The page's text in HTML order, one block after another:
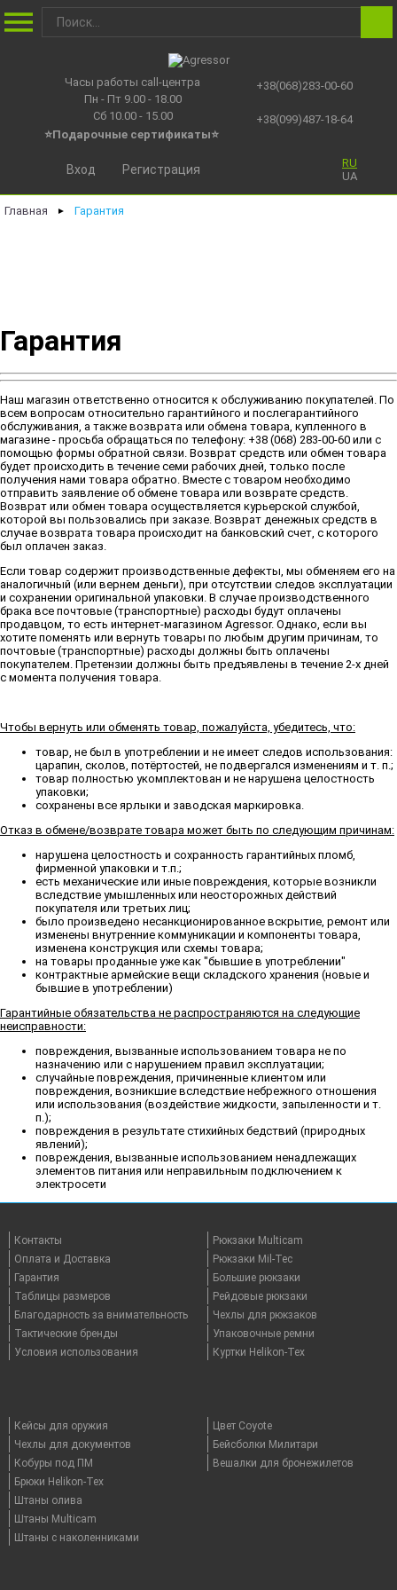
Часы работы call-центра
Пн - Пт 9.00 - 18.00
Сб 10.00 - 15.00
⭐Подарочные сертификаты⭐
+38(068)283-00-60
+38(099)487-18-64
RU
UA
Вход Регистрация
Главная ► Гарантия
Гарантия
Наш магазин ответственно относится к обслуживанию покупателей. По
всем вопросам относительно гарантийного и послегарантийного
обслуживания, а также возврата или обмена товара, купленного в
магазине - просьба обращаться по телефону: +38 (068) 283-00-60 или с
помощью формы обратной связи. Возврат средств или обмен товара
будет происходить в течение семи рабочих дней, только после
получения нами товара обратно. Вместе с товаром необходимо
отправить заявление об обмене товара или возврате средств.
Возврат или обмен товара осуществляется курьерской службой,
которой вы пользовались при заказе. Возврат денежных средств в
случае возврата товара происходит на банковский счет, с которого
был оплачен заказ.
Если товар содержит производственные дефекты, мы обменяем его на
аналогичный (или вернем деньги), при отсутствии следов эксплуатации
и сохранении оригинальной упаковки. В случае производственного
брака все почтовые (транспортные) расходы будут оплачены
продавцом, то есть интернет-магазином Agressor. Однако, если вы
хотите поменять или вернуть товары по любым другим причинам, то
почтовые (транспортные) расходы должны быть оплачены
покупателем. Претензии должны быть предъявлены в течение 2-х дней
с момента получения товара.
Чтобы вернуть или обменять товар, пожалуйста, убедитесь, что:
товар, не был в употреблении и не имеет следов использования:
царапин, сколов, потёртостей, не подвергался изменениям и т. п.;
товар полностью укомплектован и не нарушена целостность
упаковки;
сохранены все ярлыки и заводская маркировка.
Отказ в обмене/возврате товара может быть по следующим причинам:
нарушена целостность и сохранность гарантийных пломб,
фирменной упаковки и т.п.;
есть механические или иные повреждения, которые возникли
вследствие умышленных или неосторожных действий
покупателя или третьих лиц;
было произведено несанкционированное вскрытие, ремонт или
изменены внутренние коммуникации и компоненты товара,
изменена конструкция или схемы товара;
на товары проданные уже как "бывшие в употреблении"
контрактные армейские вещи складского хранения (новые и
бывшие в употреблении)
Гарантийные обязательства не распространяются на следующие
неисправности:
повреждения, вызванные использованием товара не по
назначению или с нарушением правил эксплуатации;
случайные повреждения, причиненные клиентом или
повреждения, возникшие вследствие небрежного отношения
или использования (воздействие жидкости, запыленности и т.
п.);
повреждения в результате стихийных бедствий (природных
явлений);
повреждения, вызванные использованием ненадлежащих
элементов питания или неправильным подключением к
электросети
Контакты
Оплата и Доставка
Гарантия
Таблицы размеров
Благодарность за внимательность
Тактические бренды
Условия использования
Рюкзаки Multicam
Рюкзаки Mil-Tec
Большие рюкзаки
Рейдовые рюкзаки
Чехлы для рюкзаков
Упаковочные ремни
Куртки Helikon-Tex
Кейсы для оружия
Чехлы для документов
Кобуры под ПМ
Брюки Helikon-Tex
Штаны олива
Штаны Multicam
Штаны с наколенниками
Цвет Coyote
Бейсболки Милитари
Вешалки для бронежилетов